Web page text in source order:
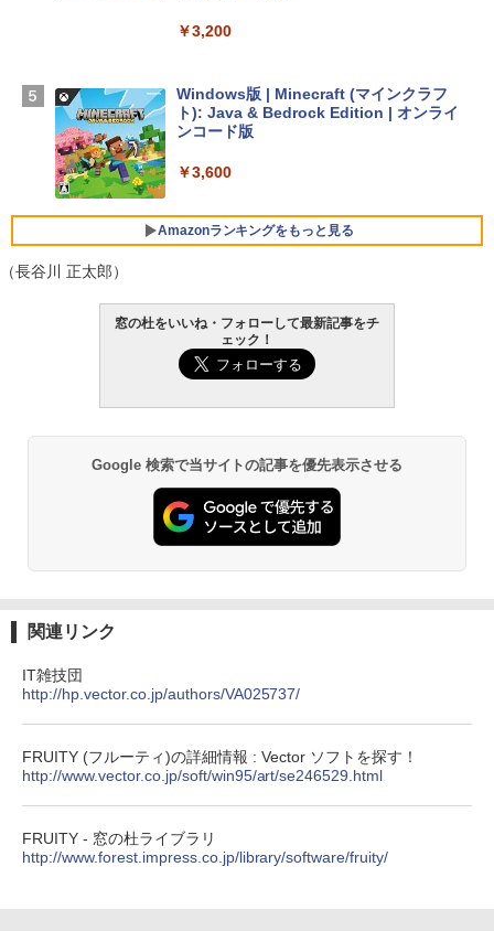
SSD インテル Core 5
￥129,800
Core i5/16GB/SSD 512GB/ホワイト) FM
VWK3E15W_AZ
￥3,200
Windows版 | Minecraft (マインクラフ
ト): Java & Bedrock Edition | オンライ
ンコード版
￥3,600
Amazonランキングをもっと見る
生成AIパスポート公式テキスト 第４版
￥1,766
AIイラスト表現辞典: 思い通りの絵を引き
ズ (はぴーイラストLabo)
￥480
非エンジニア 初心者 素人 でも安心 使い
方 マニュアル AI副業にもコンテンツ作成
￥99
Amazon Kindle - 目に優しい、かさばら
ない、大きな画面で読みやすい、6週間持
続バッテリー、6インチディスプレイ電子
書籍リーダー、マッチャ、16GB、広告な
￥16,980
Kindle Paperwhite シグニチャーエディ
ション (32GB) 7インチディスプレイ、明
るさ自動調整、色調調節ライト、12週間
ブラック
ンチディスプレイ、色調調節ライト、12
￥22,980
Amazon Kindle Colorsoft | 16GBストレ
ージ、防水、7インチカラーディスプレ
（長谷川 正太郎）
窓の杜をいいね・フォローして最新記事をチ
ェック！
Google 検索で当サイトの記事を優先表示させる
関連リンク
IT雑技団
http://hp.vector.co.jp/authors/VA025737/
FRUITY (フルーティ)の詳細情報 : Vector ソフトを探す！
http://www.vector.co.jp/soft/win95/art/se246529.html
FRUITY - 窓の杜ライブラリ
http://www.forest.impress.co.jp/library/software/fruity/